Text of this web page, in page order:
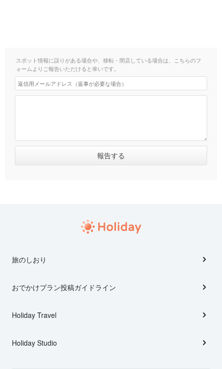
スポット情報に誤りがある場合や、移転・閉店している場合は、こちらのフ
ォームよりご報告いただけると幸いです。
旅のしおり
おでかけプラン投稿ガイドライン
Holiday Travel
Holiday Studio